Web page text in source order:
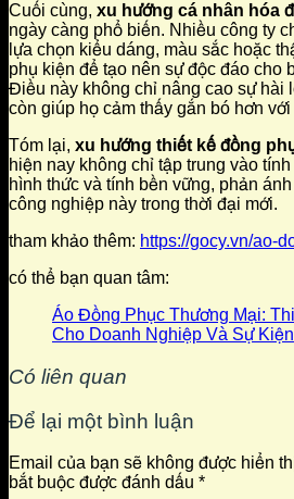
Cuối cùng, xu hướng cá nhân hóa
ngày càng phổ biến. Nhiều công ty
lựa chọn kiểu dáng, màu sắc hoặc
phụ kiện để tạo nên sự độc đáo cho
Điều này không chỉ nâng cao sự hài
còn giúp họ cảm thấy gắn bó hơn với
Tóm lại, xu hướng thiết kế đồng
hiện nay không chỉ tập trung vào
hình thức và tính bền vững, phản
công nghiệp này trong thời đại mới.
tham khảo thêm: https://gocy.vn/ao-
có thể bạn quan tâm:
Áo Đồng Phục Thương Mại:
Cho Doanh Nghiệp Và Sự Kiện
Có liên quan
Để lại một bình luận
Email của bạn sẽ không được hiển
bắt buộc được đánh dấu *